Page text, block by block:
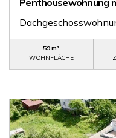
Penthousewohnung
59 m²
WOHNFLÄCHE